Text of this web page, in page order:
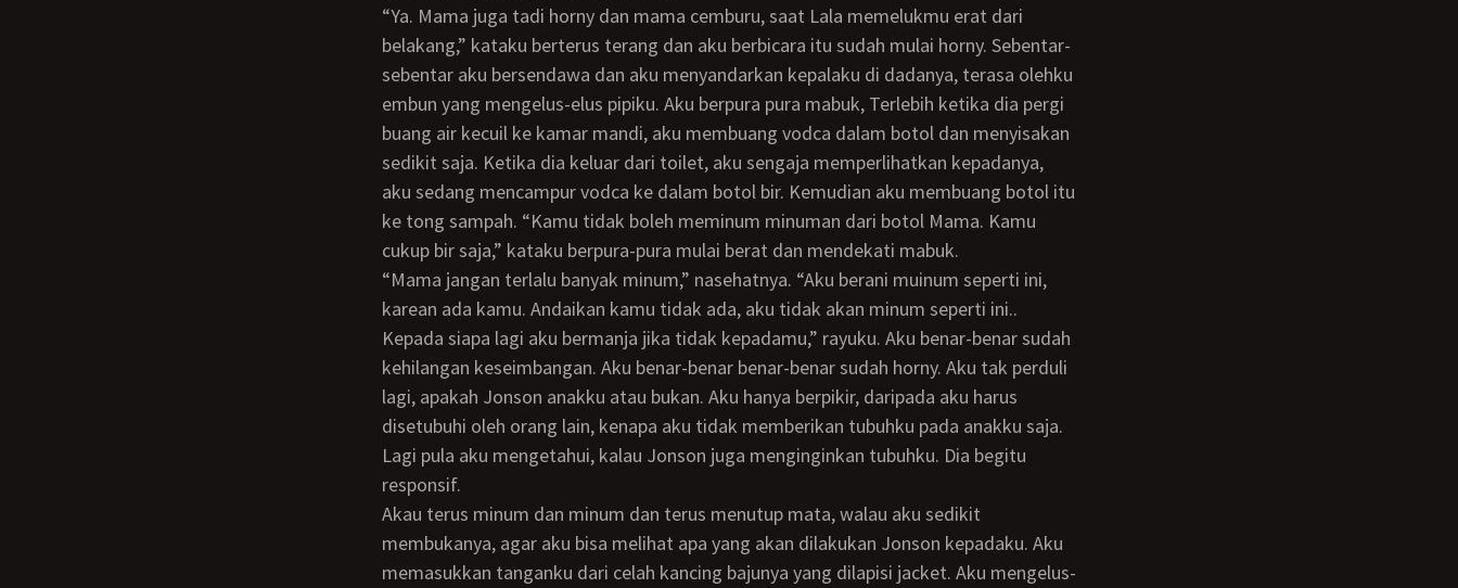
“Ya. Mama juga tadi horny dan mama cemburu, saat Lala memelukmu erat dari
belakang,” kataku berterus terang dan aku berbicara itu sudah mulai horny. Sebentar-
sebentar aku bersendawa dan aku menyandarkan kepalaku di dadanya, terasa olehku
embun yang mengelus-elus pipiku. Aku berpura pura mabuk, Terlebih ketika dia pergi
buang air kecuil ke kamar mandi, aku membuang vodca dalam botol dan menyisakan
sedikit saja. Ketika dia keluar dari toilet, aku sengaja memperlihatkan kepadanya,
aku sedang mencampur vodca ke dalam botol bir. Kemudian aku membuang botol itu
ke tong sampah. “Kamu tidak boleh meminum minuman dari botol Mama. Kamu
cukup bir saja,” kataku berpura-pura mulai berat dan mendekati mabuk.
“Mama jangan terlalu banyak minum,” nasehatnya. “Aku berani muinum seperti ini,
karean ada kamu. Andaikan kamu tidak ada, aku tidak akan minum seperti ini..
Kepada siapa lagi aku bermanja jika tidak kepadamu,” rayuku. Aku benar-benar sudah
kehilangan keseimbangan. Aku benar-benar benar-benar sudah horny. Aku tak perduli
lagi, apakah Jonson anakku atau bukan. Aku hanya berpikir, daripada aku harus
disetubuhi oleh orang lain, kenapa aku tidak memberikan tubuhku pada anakku saja.
Lagi pula aku mengetahui, kalau Jonson juga menginginkan tubuhku. Dia begitu
responsif.
Akau terus minum dan minum dan terus menutup mata, walau aku sedikit
membukanya, agar aku bisa melihat apa yang akan dilakukan Jonson kepadaku. Aku
memasukkan tanganku dari celah kancing bajunya yang dilapisi jacket. Aku mengelus-